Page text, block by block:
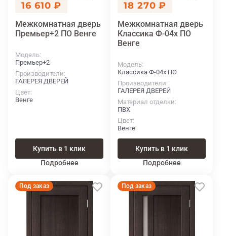
16 610 ₽
Межкомнатная дверь
Премьер+2 ПО Венге
Модель
Премьер+2
Производители
ГАЛЕРЕЯ ДВЕРЕЙ
Цвет
Венге
Купить в 1 клик
Подробнее
18 270 ₽
Межкомнатная дверь
Классика Ф-04х ПО
Венге
Модель
Классика Ф-04х ПО
Производители
ГАЛЕРЕЯ ДВЕРЕЙ
Материал отделки
ПВХ
Цвет
Венге
Купить в 1 клик
Подробнее
Под заказ Под заказ